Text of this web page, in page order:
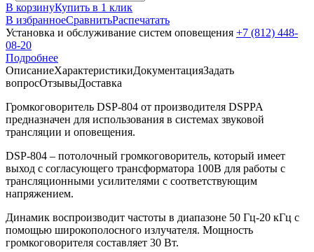
В корзинуКупить в 1 клик
В избранноеСравнитьРаспечатать
Установка и обслуживание систем оповещения +7 (812) 448-
08-20
Подробнее
ОписаниеХарактеристикиДокументацияЗадать
вопросОтзывыДоставка
Громкоговоритель DSP-804 от производителя DSPPA
предназначен для использования в системах звуковой
трансляции и оповещения.
DSP-804 – потолочный громкоговоритель, который имеет
выход с согласующего трансформатора 100В для работы с
трансляционными усилителями с соответствующим
напряжением.
Динамик воспроизводит частоты в диапазоне 50 Гц-20 кГц с
помощью широкополосного излучателя. Мощность
громкоговорителя составляет 30 Вт.